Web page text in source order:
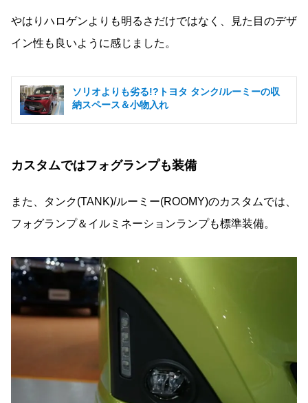
やはりハロゲンよりも明るさだけではなく、見た目のデザ
イン性も良いように感じました。
ソリオよりも劣る!?トヨタ タンク/ルーミーの収
納スペース＆小物入れ
カスタムではフォグランプも装備
また、タンク(TANK)/ルーミー(ROOMY)のカスタムでは、
フォグランプ＆イルミネーションランプも標準装備。